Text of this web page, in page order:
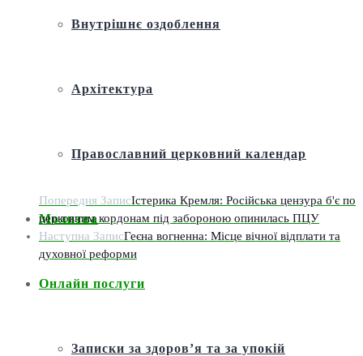
Внутрішнє оздоблення
Архітектура
Православний церковний календар
Молитва
Онлайн послуги
Записки за здоров’я та за упокій
Попередня ЗаписІстерика Кремля: Російська цензура б'є по
церковним кордонам під забороною опинилась ПЦУ
Наступна ЗаписГеєна вогненна: Місце вічної відплати та
духовної реформи